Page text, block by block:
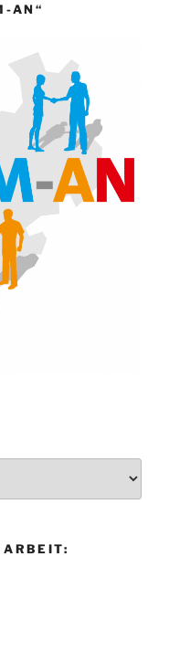
AN“
ARBEIT: